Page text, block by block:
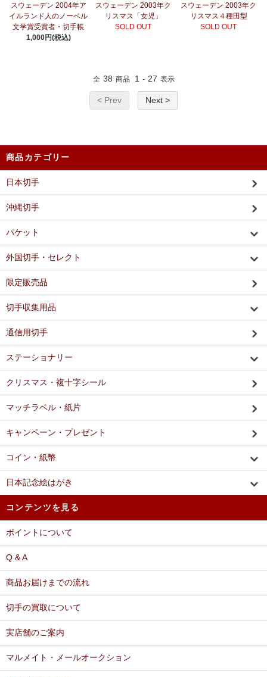
スウェーデン 2004年ア
イルランド人のノーベル
文学賞受賞者・切手帳
1,000円(税込)
スウェーデン 2003年ク
リスマス「女児」
SOLD OUT
スウェーデン 2003年ク
リスマス４種田型
SOLD OUT
全 38 商品 1 - 27 表示
< Prev Next >
商品カテゴリー
日本切手
沖縄切手
パケット
外国切手・セレクト
限定販売品
切手収集用品
通信用切手
ステーショナリー
クリスマス・複十字シール
マッチラベル・紙片
キャンペーン・プレゼント
コイン・紙幣
日本記念絵はがき
コンテンツを見る
ポイントについて
Q & A
商品お届けまでの流れ
切手の買取について
実店舗のご案内
マルメイト・メールオークション